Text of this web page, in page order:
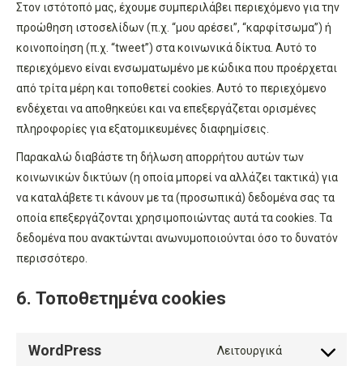
Στον ιστότοπό μας, έχουμε συμπεριλάβει περιεχόμενο για την
προώθηση ιστοσελίδων (π.χ. “μου αρέσει”, “καρφίτσωμα”) ή
κοινοποίηση (π.χ. “tweet”) στα κοινωνικά δίκτυα. Αυτό το
περιεχόμενο είναι ενσωματωμένο με κώδικα που προέρχεται
από τρίτα μέρη και τοποθετεί cookies. Αυτό το περιεχόμενο
ενδέχεται να αποθηκεύει και να επεξεργάζεται ορισμένες
πληροφορίες για εξατομικευμένες διαφημίσεις.
Παρακαλώ διαβάστε τη δήλωση απορρήτου αυτών των
κοινωνικών δικτύων (η οποία μπορεί να αλλάζει τακτικά) για
να καταλάβετε τι κάνουν με τα (προσωπικά) δεδομένα σας τα
οποία επεξεργάζονται χρησιμοποιώντας αυτά τα cookies. Τα
δεδομένα που ανακτώνται ανωνυμοποιούνται όσο το δυνατόν
περισσότερο.
6. Τοποθετημένα cookies
WordPress Λειτουργικά
Consent